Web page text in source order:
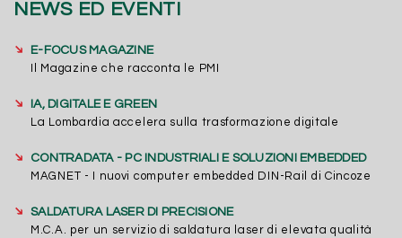
NEWS ED EVENTI
➔
E-FOCUS MAGAZINE
Il Magazine che racconta le PMI
➔
IA, DIGITALE E GREEN
La Lombardia accelera sulla trasformazione digitale
➔
CONTRADATA - PC INDUSTRIALI E SOLUZIONI EMBEDDED
MAGNET - I nuovi computer embedded DIN-Rail di Cincoze
➔
SALDATURA LASER DI PRECISIONE
M.C.A. per un servizio di saldatura laser di elevata qualità